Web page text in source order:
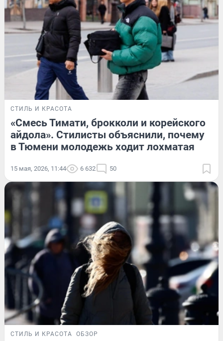
СТИЛЬ И КРАСОТА
«Смесь Тимати, брокколи и корейского
айдола». Стилисты объяснили, почему
в Тюмени молодежь ходит лохматая
15 мая, 2026, 11:44 6 632 50
СТИЛЬ И КРАСОТА ОБЗОР